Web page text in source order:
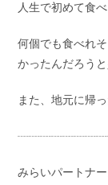
人生で初めて食べ
何個でも食べれ
かったんだろう
また、地元に帰
みらいパートナ